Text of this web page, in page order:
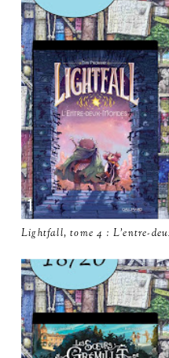
Lightfall, tome 4 : L'entre-